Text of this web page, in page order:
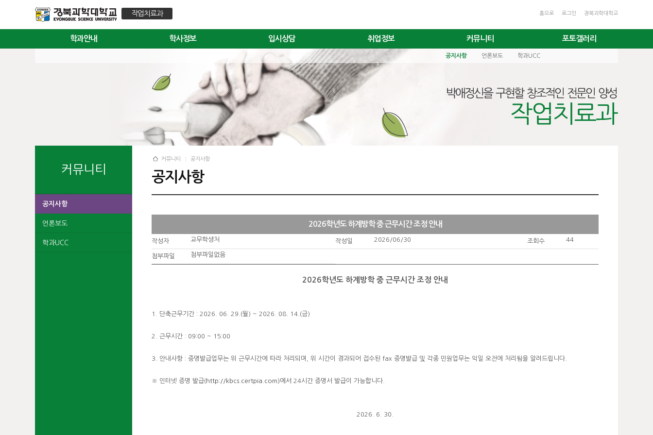
작업치료과 홈으로 로그인 경북과학대학교
학과안내 학사정보 입시상담 취업정보 커뮤니티
공지사항 언론보도 학과UCC
포토갤러리
커뮤니티
공지사항
언론보도
학과UCC
커뮤니티 공지사항
공지사항
2026학년도 하계방학 중 근무시간 조정 안내
작성자 교무학생처 작성일 2026/06/30 조회수 44
첨부파일 첨부파일없음
2026학년도 하계방학 중 근무시간 조정 안내
1. 단축근무기간 : 2026. 06. 29.(월) ~ 2026. 08. 14.(금)
2. 근무시간 : 09:00 ~ 15:00
3. 안내사항 : 증명발급업무는 위 근무시간에 따라 처리되며, 위 시간이 경과되어 접수된 fax 증명발급 및 각종 민원업무는 익일 오전에 처리됨을 알려드립니다.
※ 인터넷 증명 발급(http://kbcs.certpia.com)에서 24시간 증명서 발급이 가능합니다.
2026. 6. 30.